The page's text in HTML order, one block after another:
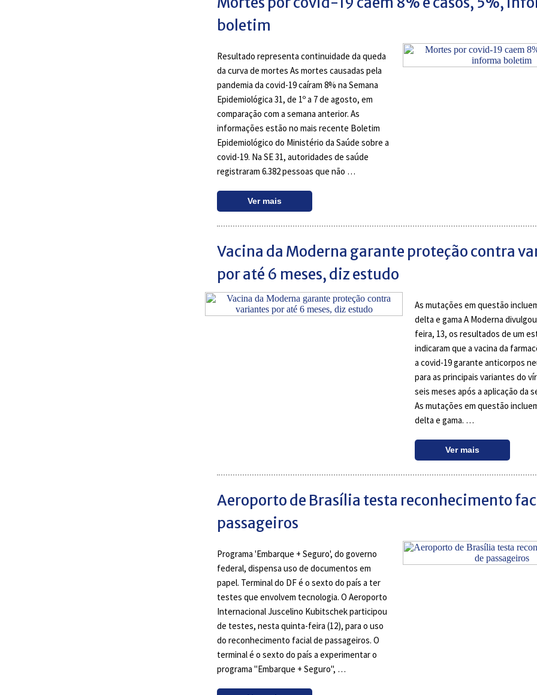
boletim
Resultado representa continuidade da queda
da curva de mortes As mortes causadas pela
pandemia da covid-19 caíram 8% na Semana
Epidemiológica 31, de 1º a 7 de agosto, em
comparação com a semana anterior. As
informações estão no mais recente Boletim
Epidemiológico do Ministério da Saúde sobre a
covid-19. Na SE 31, autoridades de saúde
registraram 6.382 pessoas que não …
Ver mais
Vacina da Moderna garante proteção contra
por até 6 meses, diz estudo
As mutações em questão
delta e gama A Moderna
feira, 13, os resultados de um
indicaram que a vacina da
a covid-19 garante anticorpos
para as principais variantes do
seis meses após a aplicação da
As mutações em questão
delta e gama. …
Ver mais
Aeroporto de Brasília testa reconhecimento
passageiros
Programa 'Embarque + Seguro', do governo
federal, dispensa uso de documentos em
papel. Terminal do DF é o sexto do país a ter
testes que envolvem tecnologia. O Aeroporto
Internacional Juscelino Kubitschek participou
de testes, nesta quinta-feira (12), para o uso
do reconhecimento facial de passageiros. O
terminal é o sexto do país a experimentar o
programa "Embarque + Seguro", …